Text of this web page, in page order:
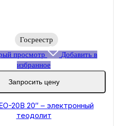
Госреестр
просмотр
Добавить в
избранное
Запросить цену
20B 20″ – электронный
теодолит